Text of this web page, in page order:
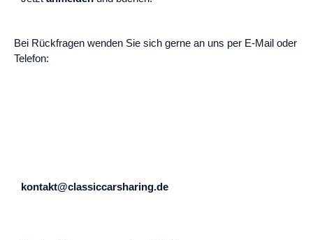
Bei Rückfragen wenden Sie sich gerne an uns per E-Mail oder
Telefon:
kontakt@classiccarsharing.de